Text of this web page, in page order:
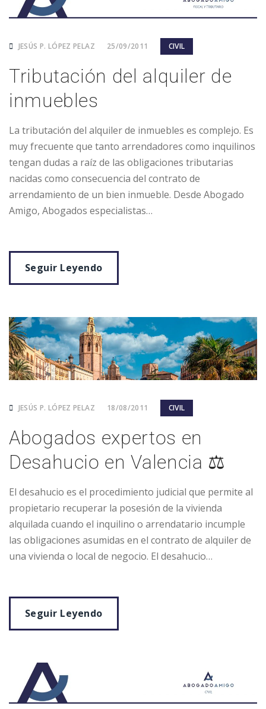
JESÚS P. LÓPEZ PELAZ 25/09/2011 CIVIL
Tributación del alquiler de
inmuebles
La tributación del alquiler de inmuebles es complejo. Es
muy frecuente que tanto arrendadores como inquilinos
tengan dudas a raíz de las obligaciones tributarias
nacidas como consecuencia del contrato de
arrendamiento de un bien inmueble. Desde Abogado
Amigo, Abogados especialistas…
Seguir Leyendo
JESÚS P. LÓPEZ PELAZ 18/08/2011 CIVIL
Abogados expertos en
Desahucio en Valencia ⚖️
El desahucio es el procedimiento judicial que permite al
propietario recuperar la posesión de la vivienda
alquilada cuando el inquilino o arrendatario incumple
las obligaciones asumidas en el contrato de alquiler de
una vivienda o local de negocio. El desahucio…
Seguir Leyendo